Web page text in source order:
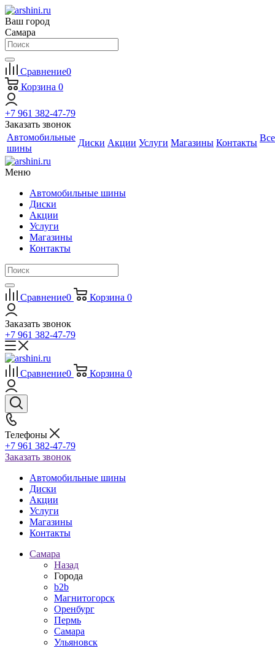
Ваш город
Самара
Сравнение0
Корзина 0
+7 961 382-47-79
Заказать звонок
Автомобильные
шины
Диски Акции Услуги Магазины Контакты Все
Меню
Автомобильные шины
Диски
Акции
Услуги
Магазины
Контакты
Сравнение0 Корзина 0
Заказать звонок
+7 961 382-47-79
Сравнение0 Корзина 0
Телефоны
+7 961 382-47-79
Заказать звонок
Автомобильные шины
Диски
Акции
Услуги
Магазины
Контакты
Самара
Назад
Города
b2b
Магнитогорск
Оренбург
Пермь
Самара
Ульяновск